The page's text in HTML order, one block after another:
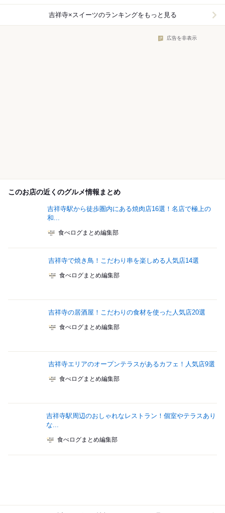
吉祥寺×スイーツのランキングをもっと見る
広告を非表示
このお店の近くのグルメ情報まとめ
吉祥寺駅から徒歩圏内にある焼肉店16選！名店で極上の
和...
食べログまとめ編集部
吉祥寺で焼き鳥！こだわり串を楽しめる人気店14選
食べログまとめ編集部
吉祥寺の居酒屋！こだわりの食材を使った人気店20選
食べログまとめ編集部
吉祥寺エリアのオープンテラスがあるカフェ！人気店9選
食べログまとめ編集部
吉祥寺駅周辺のおしゃれなレストラン！個室やテラスあり
な...
食べログまとめ編集部